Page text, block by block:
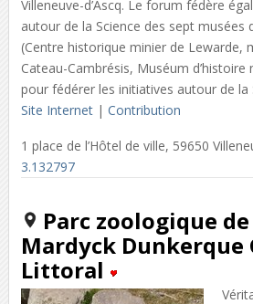
Villeneuve-d’Ascq. Le forum fédère
autour de la Science des sept musées
(Centre historique minier de Lewarde,
Cateau-Cambrésis, Muséum d’histoire
pour fédérer les initiatives autour de la
Site Internet| Contribution
1 place de l’Hôtel de ville, 59650
3.132797
Parc zoologique
Mardyck Dunkerque
Littoral